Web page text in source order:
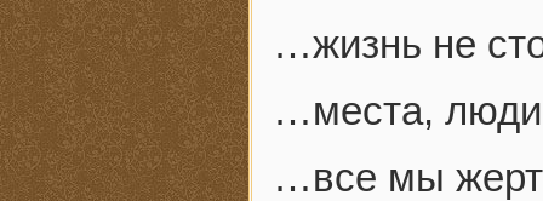
…жизнь не
…места,
…все мы